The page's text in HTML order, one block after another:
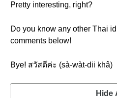
Pretty interesting, right?
Do you know any other Thai
comments below!
Bye! สวัสดีค่ะ (sà-wàt-dii khâ)
Hide